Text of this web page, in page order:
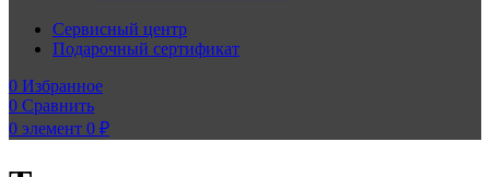
Сервисный центр
Подарочный сертификат
0 Избранное
0 Сравнить
0 элемент 0 ₽